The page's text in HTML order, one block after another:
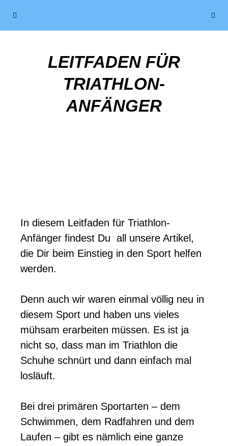
LEITFADEN FÜR
TRIATHLON-
ANFÄNGER
In diesem Leitfaden für Triathlon-
Anfänger findest Du all unsere Artikel,
die Dir beim Einstieg in den Sport helfen
werden.
Denn auch wir waren einmal völlig neu in
diesem Sport und haben uns vieles
mühsam erarbeiten müssen. Es ist ja
nicht so, dass man im Triathlon die
Schuhe schnürt und dann einfach mal
losläuft.
Bei drei primären Sportarten – dem
Schwimmen, dem Radfahren und dem
Laufen – gibt es nämlich eine ganze